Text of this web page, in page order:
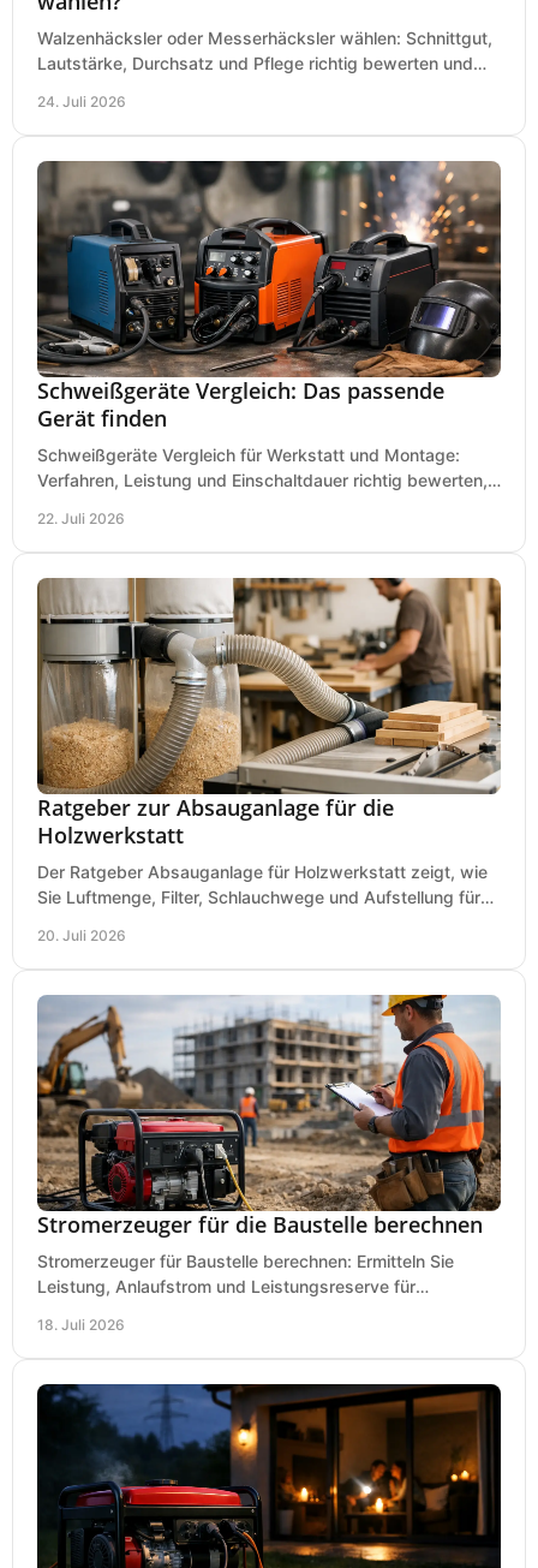
Walzenhäcksler oder Messerhäcksler wählen: Schnittgut,
Lautstärke, Durchsatz und Pflege richtig bewerten und
24. Juli 2026
Schweißgeräte Vergleich: Das passende
Gerät finden
Schweißgeräte Vergleich für Werkstatt und Montage:
Verfahren, Leistung und Einschaltdauer richtig bewerten,
22. Juli 2026
Ratgeber zur Absauganlage für die
Holzwerkstatt
Der Ratgeber Absauganlage für Holzwerkstatt zeigt, wie
Sie Luftmenge, Filter, Schlauchwege und Aufstellung für
20. Juli 2026
Stromerzeuger für die Baustelle berechnen
Stromerzeuger für Baustelle berechnen: Ermitteln Sie
Leistung, Anlaufstrom und Leistungsreserve für
18. Juli 2026